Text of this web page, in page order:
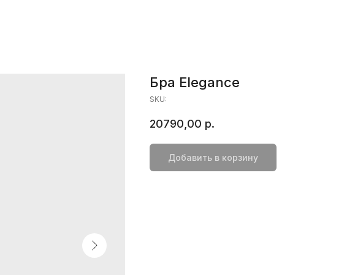
Бра Elegance
SKU:
20790,00 р.
Добавить в корзину